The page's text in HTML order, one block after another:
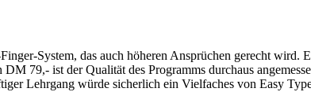
System, das auch höheren Ansprüchen gerecht wird.
79,- ist der Qualität des Programms durchaus
Lehrgang würde sicherlich ein Vielfaches von Easy